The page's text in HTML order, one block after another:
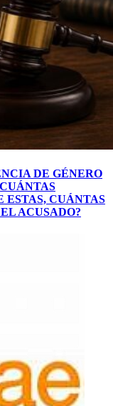
DE GÉNERO
ESTAS, CUÁNTAS
ACUSADO?